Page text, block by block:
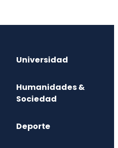
Universidad
Humanidades &
Sociedad
Deporte